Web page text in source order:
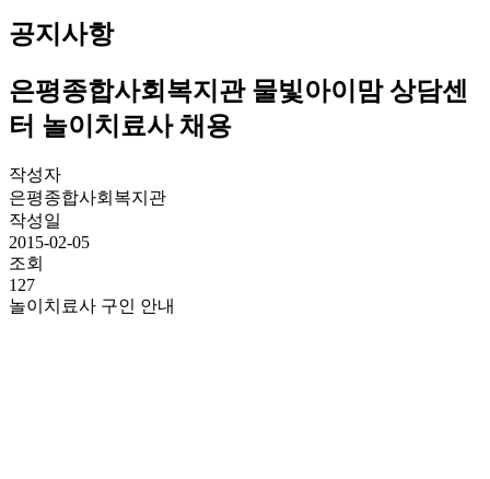
공지사항
은평종합사회복지관 물빛아이맘 상담센
터 놀이치료사 채용
작성자
은평종합사회복지관
작성일
2015-02-05
조회
127
놀이치료사 구인 안내